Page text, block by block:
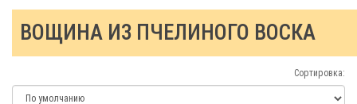
ВОЩИНА ИЗ ПЧЕЛИНОГО ВОСКА
Сортировка: